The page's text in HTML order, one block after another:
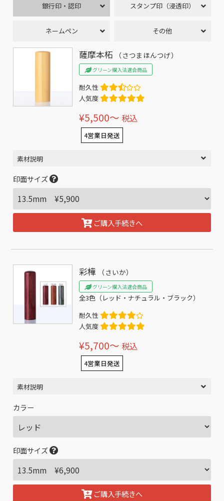
銀行印・認印 スタンプ印（浸透印）
ネームペン その他
薩摩本柘 （さつまほんつげ）
グリーン購入法適合商品
耐久性
人気度
¥5,500〜 税込
4営業日発送
素材説明
印面サイズ
ご購入手続きへ
彩樺 （さいか）
グリーン購入法適合商品
全3色（レッド・ナチュラル・ブラック）
耐久性
人気度
¥5,700〜 税込
4営業日発送
素材説明
カラー
印面サイズ
ご購入手続きへ